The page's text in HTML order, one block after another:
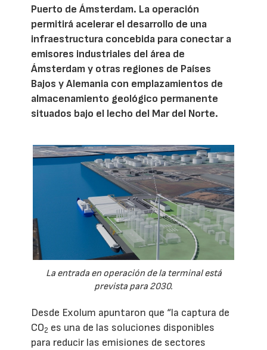
Puerto de Ámsterdam. La operación
permitirá acelerar el desarrollo de una
infraestructura concebida para conectar a
emisores industriales del área de
Ámsterdam y otras regiones de Países
Bajos y Alemania con emplazamientos de
almacenamiento geológico permanente
situados bajo el lecho del Mar del Norte.
La entrada en operación de la terminal está
prevista para 2030.
Desde Exolum apuntaron que “la captura de
CO2 es una de las soluciones disponibles
para reducir las emisiones de sectores